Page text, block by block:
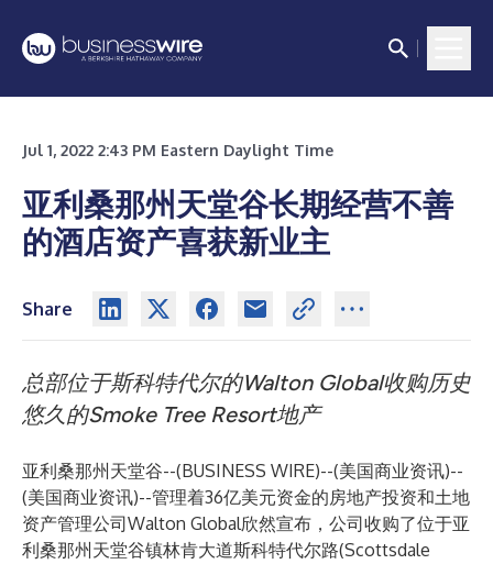
Jul 1, 2022 2:43 PM Eastern Daylight Time
亚利桑那州天堂谷长期经营不善
的酒店资产喜获新业主
Share
总部位于斯科特代尔的Walton Global收购历史
悠久的Smoke Tree Resort地产
亚利桑那州天堂谷--(BUSINESS WIRE)--(美国商业资讯)--
(美国商业资讯)--管理着36亿美元资金的房地产投资和土地
资产管理公司Walton Global欣然宣布，公司收购了位于亚
利桑那州天堂谷镇林肯大道斯科特代尔路(Scottsdale